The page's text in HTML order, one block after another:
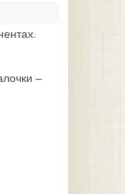
–